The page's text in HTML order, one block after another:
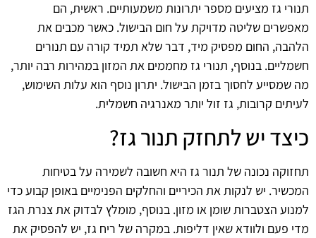
תנורי גז מציעים מספר יתרונות משמעותיים. ראשית, הם
מאפשרים שליטה מדויקת על חום הבישול. כאשר מכבים את
הלהבה, החום מפסיק מיד, דבר שלא תמיד קורה עם תנורים
חשמליים. בנוסף, תנורי גז מחממים את המזון במהירות רבה יותר,
מה שמסייע לחסוך בזמן הבישול. יתרון נוסף הוא עלות השימוש,
לעיתים קרובות, גז זול יותר מאנרגיה חשמלית.
כיצד יש לתחזק תנור גז?
תחזוקה נכונה של תנור גז היא חשובה לשמירה על בטיחות
המכשיר. יש לנקות את הכיריים והחלקים הפנימיים באופן קבוע כדי
למנוע הצטברות שומן או מזון. בנוסף, מומלץ לבדוק את צנרת הגז
מדי פעם ולוודא שאין דליפות. במקרה של ריח גז, יש להפסיק את